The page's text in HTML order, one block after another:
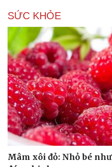
SỨC KHỎE
Mâm xôi đỏ: Nhỏ bé